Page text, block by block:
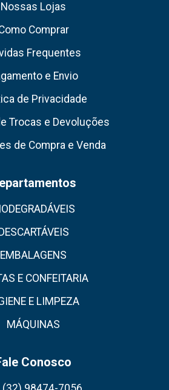
Nossas Lojas
Comprar
Frequentes
e Envio
de Privacidade
Trocas e Devoluções
de Compra e Venda
DESCARTÁVEIS
EMBALAGENS
E CONFEITARIA
E LIMPEZA
MÁQUINAS
Conosco